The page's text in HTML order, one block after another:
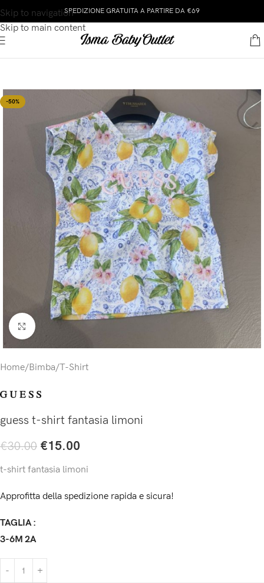
Skip to navigation
Skip to main content
SPEDIZIONE GRATUITA A PARTIRE DA €69
-50%
Click to enlarge
Home/Bimba/T-Shirt
guess t-shirt fantasia limoni
€30.00 €15.00
t-shirt fantasia limoni
Approfitta della spedizione rapida e sicura!
TAGLIA
3-6M 2A